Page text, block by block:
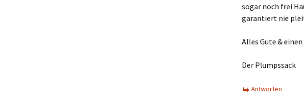
sogar noch frei
garantiert nie
Alles Gute &
Der Plumpssack
Antworten